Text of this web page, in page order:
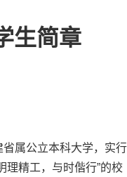
生简章
属公立本科大学，实
理精工，与时偕行”的校